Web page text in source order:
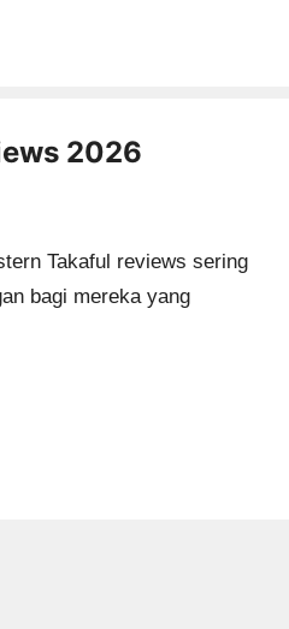
2026
Takaful reviews sering
bagi mereka yang